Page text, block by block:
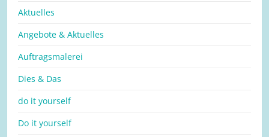
Aktuelles
Angebote & Aktuelles
Auftragsmalerei
Dies & Das
do it yourself
Do it yourself